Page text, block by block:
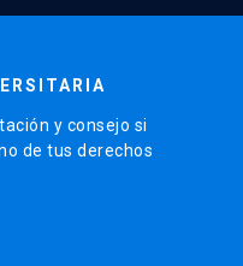
y consejo si
de tus derechos